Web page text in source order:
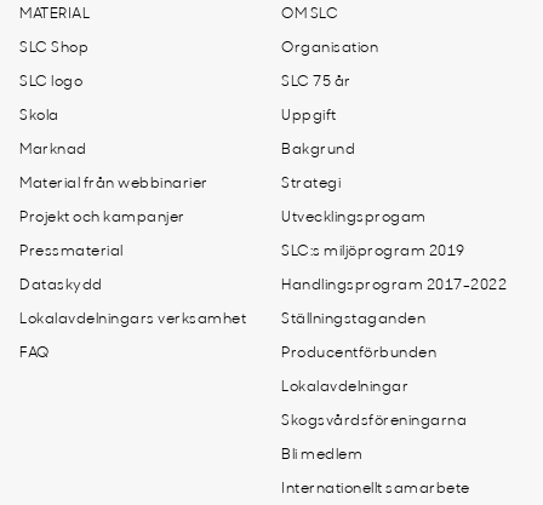
MATERIAL
SLC Shop
SLC logo
Skola
Marknad
Material från webbinarier
Projekt och kampanjer
Pressmaterial
Dataskydd
Lokalavdelningars verksamhet
FAQ
OM SLC
Organisation
SLC 75 år
Uppgift
Bakgrund
Strategi
Utvecklingsprogam
SLC:s miljöprogram 2019
Handlingsprogram 2017-2022
Ställningstaganden
Producentförbunden
Lokalavdelningar
Skogsvårdsföreningarna
Bli medlem
Internationellt samarbete